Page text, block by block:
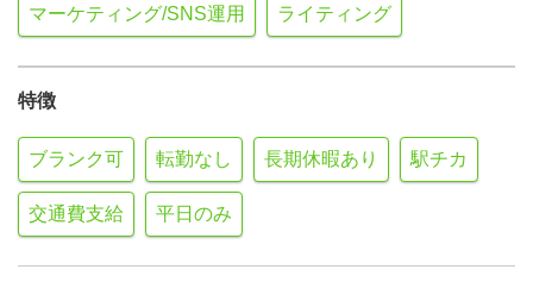
マーケティング/SNS運用 ライティング
特徴
ブランク可 転勤なし 長期休暇あり 駅チカ
交通費支給 平日のみ